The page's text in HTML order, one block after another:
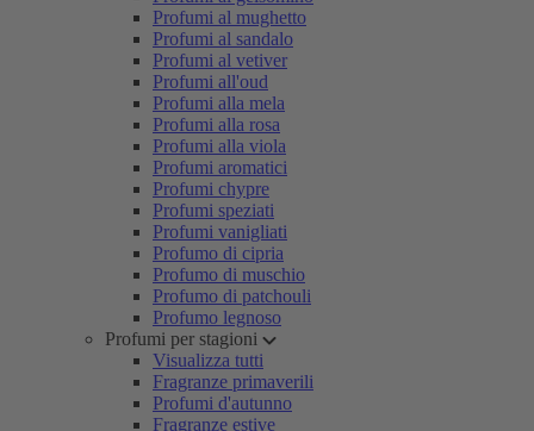
Profumi al mughetto
Profumi al sandalo
Profumi al vetiver
Profumi all'oud
Profumi alla mela
Profumi alla rosa
Profumi alla viola
Profumi aromatici
Profumi chypre
Profumi speziati
Profumi vanigliati
Profumo di cipria
Profumo di muschio
Profumo di patchouli
Profumo legnoso
Profumi per stagioni
Visualizza tutti
Fragranze primaverili
Profumi d'autunno
Fragranze estive